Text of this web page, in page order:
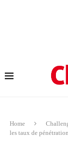
Home
les taux de